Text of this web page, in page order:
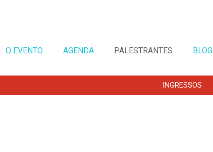
O EVENTO AGENDA PALESTRANTES BLOG
INGRESSOS